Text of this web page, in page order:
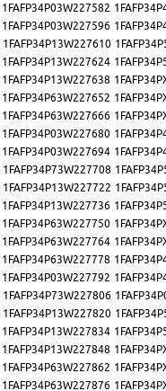
1FAFP34P03W227582
1FAFP34P03W227596
1FAFP34P13W227610
1FAFP34P13W227624
1FAFP34P13W227638
1FAFP34P63W227652
1FAFP34P63W227666
1FAFP34P03W227680
1FAFP34P03W227694
1FAFP34P73W227708
1FAFP34P13W227722
1FAFP34P13W227736
1FAFP34P63W227750
1FAFP34P63W227764
1FAFP34P63W227778
1FAFP34P03W227792
1FAFP34P73W227806
1FAFP34P13W227820
1FAFP34P13W227834
1FAFP34P13W227848
1FAFP34P63W227862
1FAFP34P63W227876